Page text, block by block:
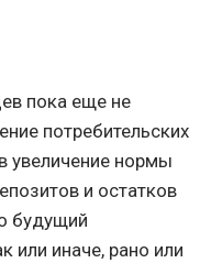
пока еще не
потребительских
увеличение нормы
и остатков
будущий
или иначе, рано или